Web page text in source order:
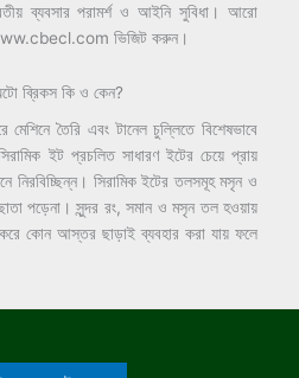
ব্যবসার পরামর্শ ও আইনি সুবিধা। আরো
ভিজিট করুন।
ব্রিকস কি ও কেন?
তৈরি এবং টানেল চুল্লিতে বিশেষভাবে
ইট প্রচলিত সাধারণ ইটের চেয়ে প্রায়
সিরামিক ইটের তলসমূহ মসৃন ও
পড়েনা। সুন্দর রং, সমান ও মসৃন তল হওয়ায়
করে কোন আস্তর ছাড়াই ব্যবহার করা যায় ফলে